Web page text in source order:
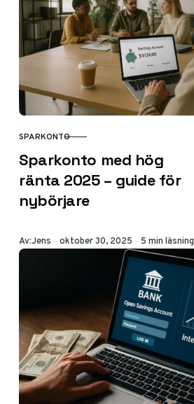
KATEGORI
SPARKONTO
Sparkonto med hög
ränta 2025 – guide för
nybörjare
Av:Jens Publicerad
oktober 30, 2025 5 min läsning